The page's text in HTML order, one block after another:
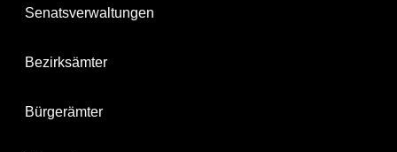
Senatsverwaltungen
Bezirksämter
Bürgerämter